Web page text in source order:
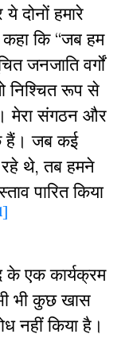
दोनों हमारे
कि “जब हम
जनजाति वर्गों
निश्चित रूप से
मेरा संगठन और
हैं। जब कई
रहे थे, तब हमने
पारित किया
के एक कार्यक्रम
भी कुछ खास
नहीं किया है।